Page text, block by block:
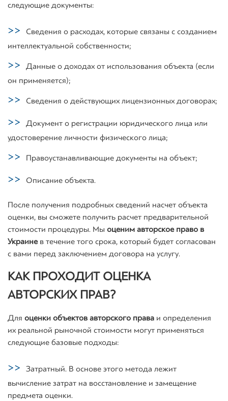
следующие документы:
Сведения о расходах, которые связаны с созданием
интеллектуальной собственности;
Данные о доходах от использования объекта (если
он применяется);
Сведения о действующих лицензионных договорах;
Документ о регистрации юридического лица или
удостоверение личности физического лица;
Правоустанавливающие документы на объект;
Описание объекта.
После получения подробных сведений насчет объекта
оценки, вы сможете получить расчет предварительной
стоимости процедуры. Мы оценим авторское право в
Украинев течение того срока, который будет согласован
с вами перед заключением договора на услугу.
КАК ПРОХОДИТ ОЦЕНКА
АВТОРСКИХ ПРАВ?
Для оценки объектов авторского права и определения
их реальной рыночной стоимости могут применяться
следующие базовые подходы:
Затратный. В основе этого метода лежит
вычисление затрат на восстановление и замещение
предмета оценки.